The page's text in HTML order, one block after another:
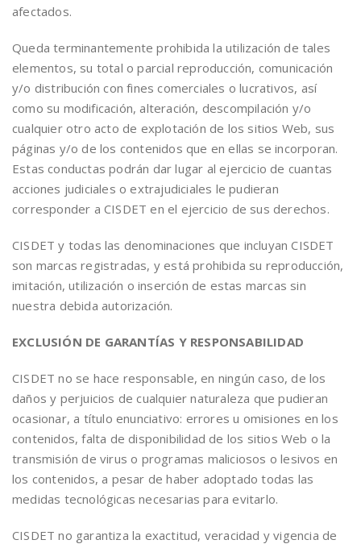
afectados.
Queda terminantemente prohibida la utilización de tales
elementos, su total o parcial reproducción, comunicación
y/o distribución con fines comerciales o lucrativos, así
como su modificación, alteración, descompilación y/o
cualquier otro acto de explotación de los sitios Web, sus
páginas y/o de los contenidos que en ellas se incorporan.
Estas conductas podrán dar lugar al ejercicio de cuantas
acciones judiciales o extrajudiciales le pudieran
corresponder a CISDET en el ejercicio de sus derechos.
CISDET y todas las denominaciones que incluyan CISDET
son marcas registradas, y está prohibida su reproducción,
imitación, utilización o inserción de estas marcas sin
nuestra debida autorización.
EXCLUSIÓN DE GARANTÍAS Y RESPONSABILIDAD
CISDET no se hace responsable, en ningún caso, de los
daños y perjuicios de cualquier naturaleza que pudieran
ocasionar, a título enunciativo: errores u omisiones en los
contenidos, falta de disponibilidad de los sitios Web o la
transmisión de virus o programas maliciosos o lesivos en
los contenidos, a pesar de haber adoptado todas las
medidas tecnológicas necesarias para evitarlo.
CISDET no garantiza la exactitud, veracidad y vigencia de